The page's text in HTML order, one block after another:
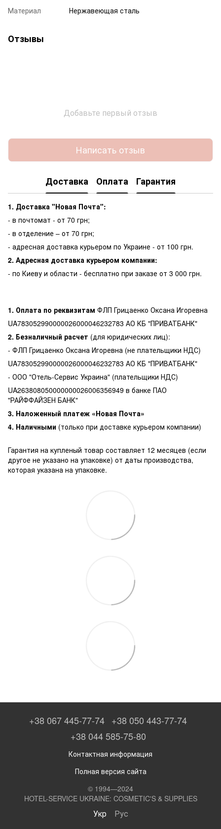
Материал Нержавеющая сталь
Отзывы
Добавьте первый отзыв
Написать отзыв
Доставка Оплата Гарантия
1. Доставка "Новая Почта":
- в почтомат - от 70 грн;
- в отделение – от 70 грн;
- адресная доставка курьером по Украине - от 100 грн.
2. Адресная доставка курьером компании:
- по Киеву и области - бесплатно при заказе от 3 000 грн.
1. Оплата по реквизитам ФЛП Грицаенко Оксана Игоревна
UA783052990000026000046232783 АО КБ "ПРИВАТБАНК"
2. Безналичный расчет (для юридических лиц):
- ФЛП Грицаенко Оксана Игоревна (не плательщики НДС)
UA783052990000026000046232783 АО КБ "ПРИВАТБАНК"
- ООО "Отель-Сервис Украина" (плательщики НДС)
UA263808050000000026006356949 в банке ПАО
"РАЙФФАЙЗЕН БАНК"
3. Наложенный платеж «Новая Почта»
4. Наличными (только при доставке курьером компании)
Гарантия на купленый товар составляет 12 месяцев (если
другое не указано на упаковке) от даты производства,
которая указана на упаковке.
+38 067 445-77-74 +38 050 443-77-74
+38 044 585-75-80
Контактная информация
Полная версия сайта
© 1994—2024
HOTEL-SERVICE UKRAINE: COSMETIC'S & SUPPLIES
Укр Рус